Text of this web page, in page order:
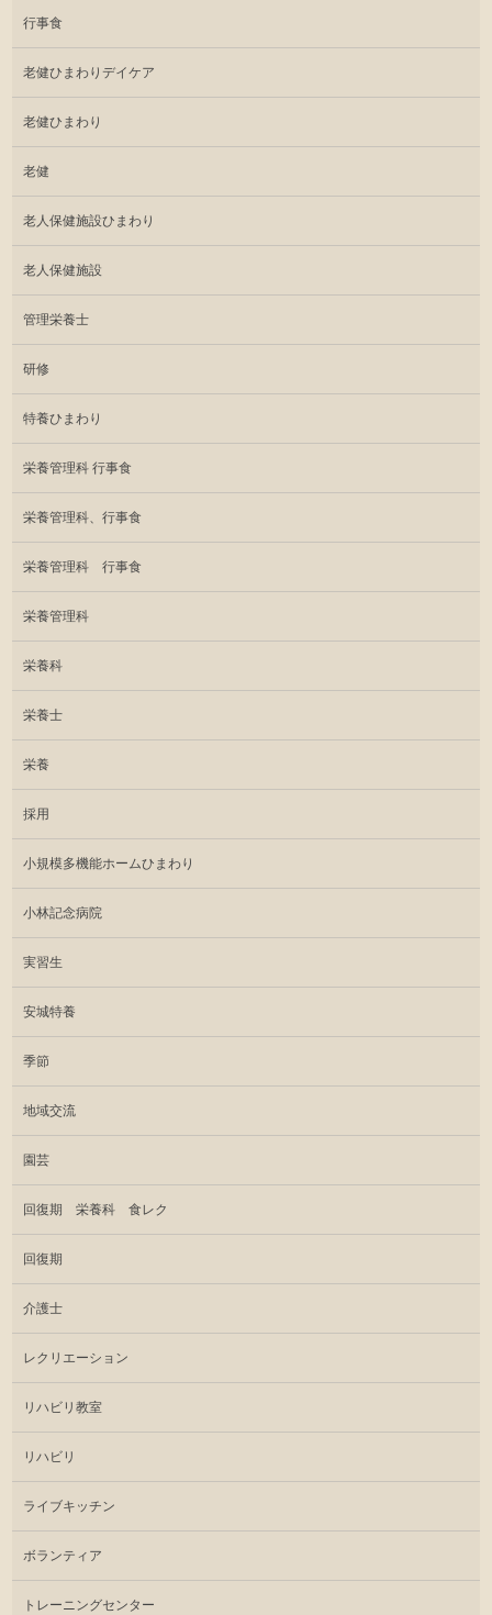
行事食
老健ひまわりデイケア
老健ひまわり
老健
老人保健施設ひまわり
老人保健施設
管理栄養士
研修
特養ひまわり
栄養管理科 行事食
栄養管理科、行事食
栄養管理科 行事食
栄養管理科
栄養科
栄養士
栄養
採用
小規模多機能ホームひまわり
小林記念病院
実習生
安城特養
季節
地域交流
園芸
回復期 栄養科 食レク
回復期
介護士
レクリエーション
リハビリ教室
リハビリ
ライブキッチン
ボランティア
トレーニングセンター